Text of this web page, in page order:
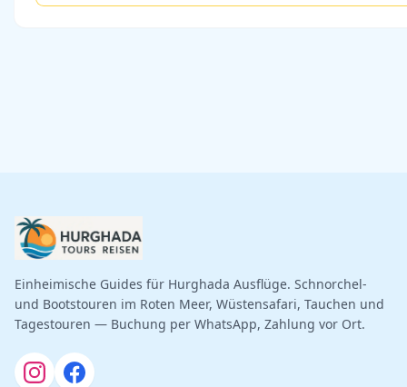
Einheimische Guides für Hurghada Ausflüge. Schnorchel-
und Bootstouren im Roten Meer, Wüstensafari, Tauchen und
Tagestouren — Buchung per WhatsApp, Zahlung vor Ort.